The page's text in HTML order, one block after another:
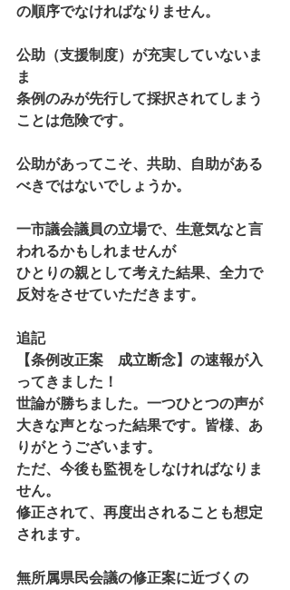
の順序でなければなりません。
公助（支援制度）が充実していないま
ま
条例のみが先行して採択されてしまう
ことは危険です。
公助があってこそ、共助、自助がある
べきではないでしょうか。
一市議会議員の立場で、生意気なと言
われるかもしれませんが
ひとりの親として考えた結果、全力で
反対をさせていただきます。
追記
【条例改正案　成立断念】の速報が入
ってきました！
世論が勝ちました。一つひとつの声が
大きな声となった結果です。皆様、あ
りがとうございます。
ただ、今後も監視をしなければなりま
せん。
修正されて、再度出されることも想定
されます。
無所属県民会議の修正案に近づくの